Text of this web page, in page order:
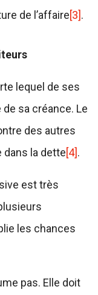
de l’affaire[3].
lequel de ses
sa créance. Le
des autres
dans la dette[4].
est très
les chances
pas. Elle doit